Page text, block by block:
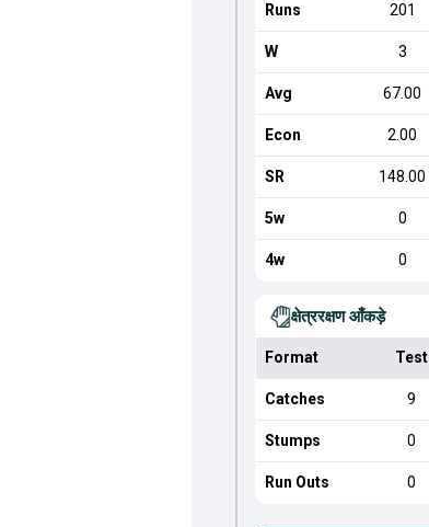
Runs 201
W 3
Avg 67.00
Econ 2.00
SR 148.00
5w 0
4w 0
क्षेत्ररक्षण आँकड़े
Format Test
Catches 9
Stumps 0
Run Outs 0